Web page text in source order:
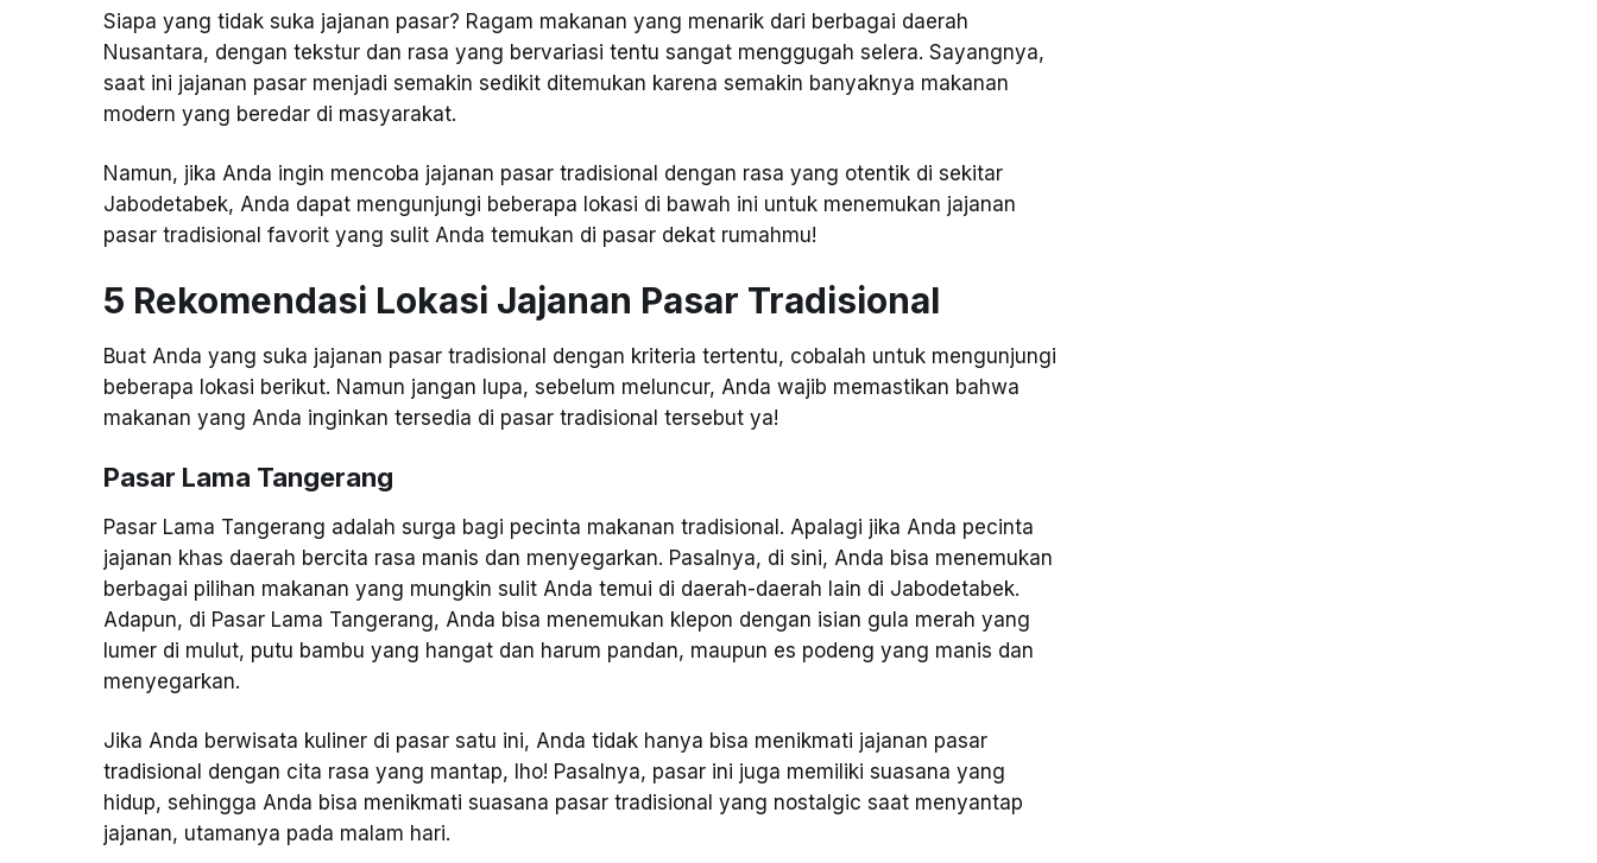
Siapa yang tidak suka jajanan pasar? Ragam makanan yang menarik dari berbagai daerah
Nusantara, dengan tekstur dan rasa yang bervariasi tentu sangat menggugah selera. Sayangnya,
saat ini jajanan pasar menjadi semakin sedikit ditemukan karena semakin banyaknya makanan
modern yang beredar di masyarakat.
Namun, jika Anda ingin mencoba jajanan pasar tradisional dengan rasa yang otentik di sekitar
Jabodetabek, Anda dapat mengunjungi beberapa lokasi di bawah ini untuk menemukan jajanan
pasar tradisional favorit yang sulit Anda temukan di pasar dekat rumahmu!
5 Rekomendasi Lokasi Jajanan Pasar Tradisional
Buat Anda yang suka jajanan pasar tradisional dengan kriteria tertentu, cobalah untuk mengunjungi
beberapa lokasi berikut. Namun jangan lupa, sebelum meluncur, Anda wajib memastikan bahwa
makanan yang Anda inginkan tersedia di pasar tradisional tersebut ya!
Pasar Lama Tangerang
Pasar Lama Tangerang adalah surga bagi pecinta makanan tradisional. Apalagi jika Anda pecinta
jajanan khas daerah bercita rasa manis dan menyegarkan. Pasalnya, di sini, Anda bisa menemukan
berbagai pilihan makanan yang mungkin sulit Anda temui di daerah-daerah lain di Jabodetabek.
Adapun, di Pasar Lama Tangerang, Anda bisa menemukan klepon dengan isian gula merah yang
lumer di mulut, putu bambu yang hangat dan harum pandan, maupun es podeng yang manis dan
menyegarkan.
Jika Anda berwisata kuliner di pasar satu ini, Anda tidak hanya bisa menikmati jajanan pasar
tradisional dengan cita rasa yang mantap, lho! Pasalnya, pasar ini juga memiliki suasana yang
hidup, sehingga Anda bisa menikmati suasana pasar tradisional yang nostalgic saat menyantap
jajanan, utamanya pada malam hari.